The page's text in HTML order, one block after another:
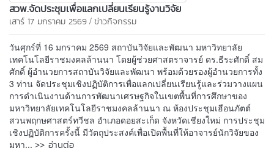
สวพ.จัดประชุมเพื่อแลกเปลี่ยนเรียนรู้งานวิจัย
เสาร์ 17 มกราคม 2569 / ข่าวกิจกรรม
วันศุกร์ที่ 16 มกราคม 2569 สถาบันวิจัยและพัฒนา มหาวิทยาลัย
เทคโนโลยีราชมงคลล้านนา โดยผู้ช่วยศาสตราจารย์ ดร.ธีระศักดิ์ สม
ศักดิ์ ผู้อำนวยการสถาบันวิจัยและพัฒนา พร้อมด้วยรองผู้อำนวยการทั้ง
3 ท่าน จัดประชุมเชิงปฏิบัติการเพื่อแลกเปลี่ยนเรียนรู้และร่วมวางแผน
การดำเนินงานด้านการพัฒนาเศรษฐกิจในเขตพื้นที่การศึกษาของ
มหาวิทยาลัยเทคโนโลยีราชมงคลล้านนา ณ ห้องประชุมเฮือนภัตต์
สวนพฤกษศาสตร์ทวีชล อำเภอดอยสะเก็ด จังหวัดเชียงใหม่ การประชุม
เชิงปฏิบัติการครั้งนี้ มีวัตถุประสงค์เพื่อเปิดพื้นที่ให้อาจารย์นักวิจัยของ
มหา... >> อ่านต่อ